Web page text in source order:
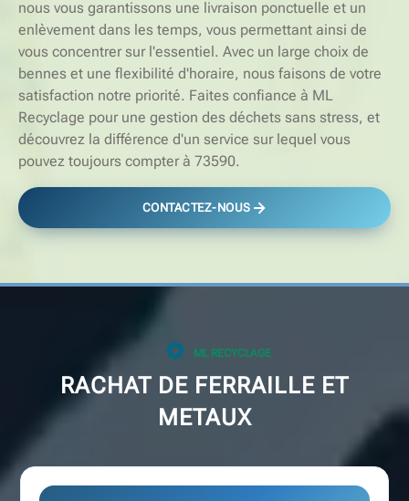
nous vous garantissons une livraison ponctuelle et un
enlèvement dans les temps, vous permettant ainsi de
vous concentrer sur l'essentiel. Avec un large choix de
bennes et une flexibilité d'horaire, nous faisons de votre
satisfaction notre priorité. Faites confiance à ML
Recyclage pour une gestion des déchets sans stress, et
découvrez la différence d'un service sur lequel vous
pouvez toujours compter à 73590.
CONTACTEZ-NOUS
ML RECYCLAGE
RACHAT DE FERRAILLE ET
METAUX